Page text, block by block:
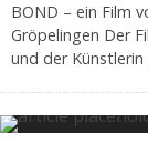
BOND – ein Film
Gröpelingen Der
und der